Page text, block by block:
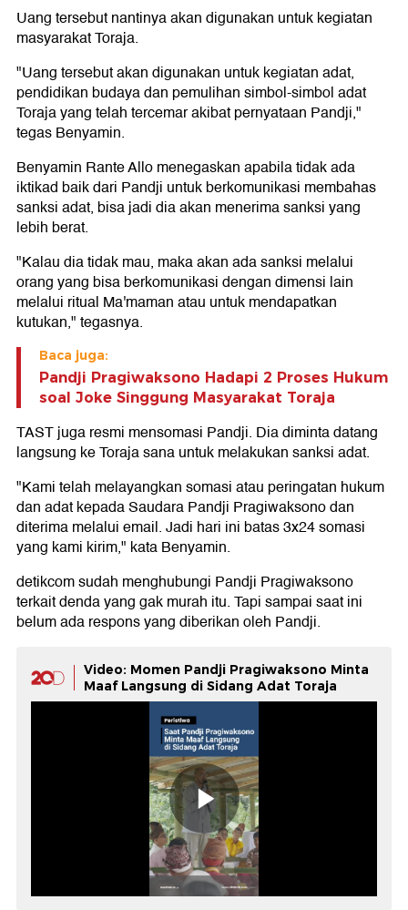
Uang tersebut nantinya akan digunakan untuk kegiatan
masyarakat Toraja.
"Uang tersebut akan digunakan untuk kegiatan adat,
pendidikan budaya dan pemulihan simbol-simbol adat
Toraja yang telah tercemar akibat pernyataan Pandji,"
tegas Benyamin.
Benyamin Rante Allo menegaskan apabila tidak ada
iktikad baik dari Pandji untuk berkomunikasi membahas
sanksi adat, bisa jadi dia akan menerima sanksi yang
lebih berat.
"Kalau dia tidak mau, maka akan ada sanksi melalui
orang yang bisa berkomunikasi dengan dimensi lain
melalui ritual Ma'maman atau untuk mendapatkan
kutukan," tegasnya.
Baca juga:
Pandji Pragiwaksono Hadapi 2 Proses Hukum
soal Joke Singgung Masyarakat Toraja
TAST juga resmi mensomasi Pandji. Dia diminta datang
langsung ke Toraja sana untuk melakukan sanksi adat.
"Kami telah melayangkan somasi atau peringatan hukum
dan adat kepada Saudara Pandji Pragiwaksono dan
diterima melalui email. Jadi hari ini batas 3x24 somasi
yang kami kirim," kata Benyamin.
detikcom sudah menghubungi Pandji Pragiwaksono
terkait denda yang gak murah itu. Tapi sampai saat ini
belum ada respons yang diberikan oleh Pandji.
Video: Momen Pandji Pragiwaksono Minta
Maaf Langsung di Sidang Adat Toraja